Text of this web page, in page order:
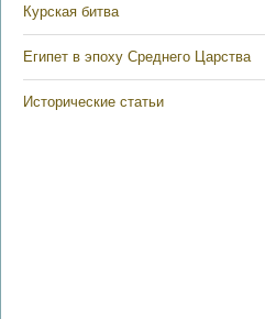
Курская битва
Египет в эпоху Среднего Царства
Исторические статьи